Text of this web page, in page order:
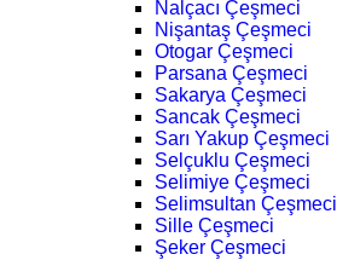
Nalçacı Çeşmeci
Nişantaş Çeşmeci
Otogar Çeşmeci
Parsana Çeşmeci
Sakarya Çeşmeci
Sancak Çeşmeci
Sarı Yakup Çeşmeci
Selçuklu Çeşmeci
Selimiye Çeşmeci
Selimsultan Çeşmeci
Sille Çeşmeci
Şeker Çeşmeci